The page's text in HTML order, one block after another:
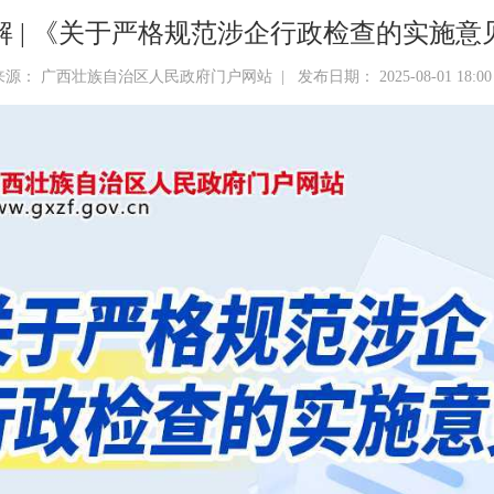
| 《关于严格规范涉企行政检查的实施意
源： 广西壮族自治区人民政府门户网站 | 发布日期： 2025-08-01